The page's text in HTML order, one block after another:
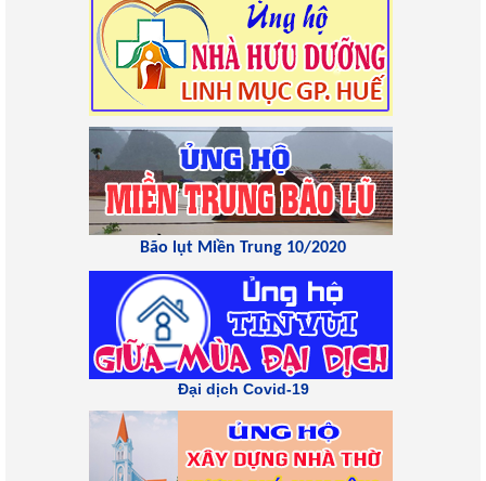
Bão lụt Miền Trung 10/2020
Đại dịch Covid-19